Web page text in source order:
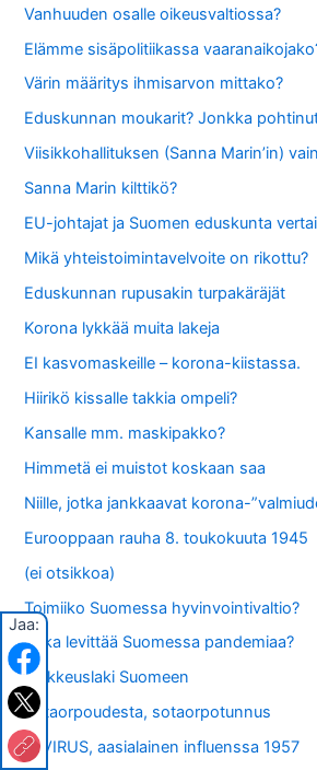
Vanhuuden osalle oikeusvaltiossa?
Elämme sisäpolitiikassa
Värin määritys ihmisarvon mittako?
Eduskunnan moukarit? Jonkka
Viisikkohallituksen (Sanna Marin’in)
Sanna Marin kilttikö?
EU-johtajat ja Suomen eduskunta
Mikä yhteistoimintavelvoite on rikottu?
Eduskunnan rupusakin turpakäräjät
Korona lykkää muita lakeja
EI kasvomaskeille – korona-kiistassa.
Hiirikö kissalle takkia ompeli?
Kansalle mm. maskipakko?
Himmetä ei muistot koskaan saa
Niille, jotka jankkaavat korona-
Eurooppaan rauha 8. toukokuuta 1945
(ei otsikkoa)
Toimiiko Suomessa hyvinvointivaltio?
Kuka levittää Suomessa pandemiaa?
Poikkeuslaki Suomeen
Sotaorpoudesta, sotaorpotunnus
A-VIRUS, aasialainen influenssa 1957
Jaa: